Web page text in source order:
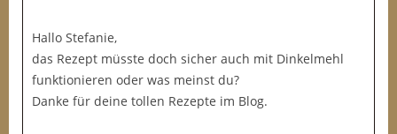
Hallo Stefanie,
das Rezept müsste doch sicher auch mit Dinkelmehl
funktionieren oder was meinst du?
Danke für deine tollen Rezepte im Blog.